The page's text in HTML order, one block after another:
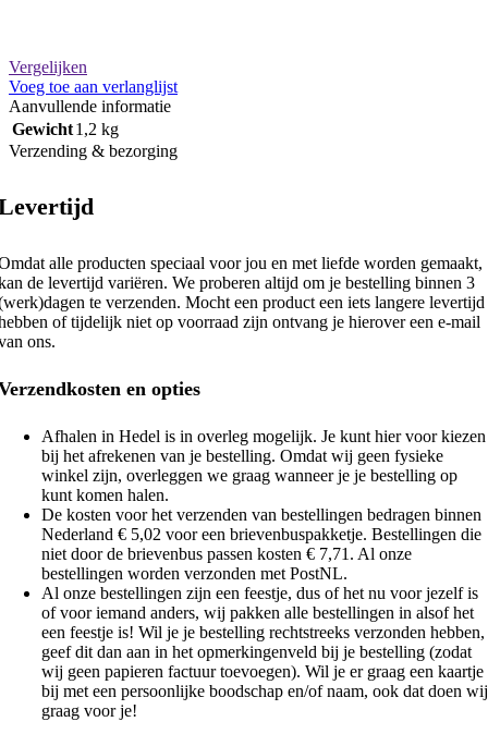
Vergelijken
Voeg toe aan verlanglijst
Aanvullende informatie
Gewicht1,2 kg
Verzending & bezorging
alle producten speciaal voor jou en met liefde worden gemaakt,
de levertijd variëren. We proberen altijd om je bestelling binnen 3
te verzenden. Mocht een product een iets langere levertijd
of tijdelijk niet op voorraad zijn ontvang je hierover een e-mail
ons.
en opties
Afhalen in Hedel is in overleg mogelijk. Je kunt hier voor kiezen
bij het afrekenen van je bestelling. Omdat wij geen fysieke
winkel zijn, overleggen we graag wanneer je je bestelling op
kunt komen halen.
De kosten voor het verzenden van bestellingen bedragen binnen
Nederland € 5,02 voor een brievenbuspakketje. Bestellingen die
niet door de brievenbus passen kosten € 7,71. Al onze
bestellingen worden verzonden met PostNL.
Al onze bestellingen zijn een feestje, dus of het nu voor jezelf is
of voor iemand anders, wij pakken alle bestellingen in alsof het
een feestje is! Wil je je bestelling rechtstreeks verzonden hebben,
geef dit dan aan in het opmerkingenveld bij je bestelling (zodat
wij geen papieren factuur toevoegen). Wil je er graag een kaartje
bij met een persoonlijke boodschap en/of naam, ook dat doen wij
graag voor je!